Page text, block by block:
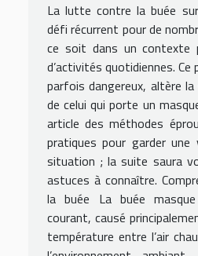
La lutte contre la buée
défi récurrent pour de
ce soit dans un contexte
d’activités quotidiennes.
parfois dangereux, altère
de celui qui porte un
article des méthodes
pratiques pour garder
situation ; la suite saura
astuces à connaître.
la buée La buée
courant, causé
température entre l’air